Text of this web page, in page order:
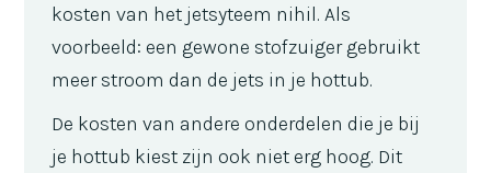
kosten van het jetsyteem nihil. Als
voorbeeld: een gewone stofzuiger gebruikt
meer stroom dan de jets in je hottub.
De kosten van andere onderdelen die je bij
je hottub kiest zijn ook niet erg hoog. Dit